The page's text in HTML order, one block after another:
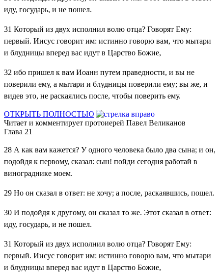
иду, государь, и не пошел.
31 Который из двух исполнил волю отца? Говорят Ему:
первый. Иисус говорит им: истинно говорю вам, что мытари
и блудницы вперед вас идут в Царство Божие,
32 ибо пришел к вам Иоанн путем праведности, и вы не
поверили ему, а мытари и блудницы поверили ему; вы же, и
видев это, не раскаялись после, чтобы поверить ему.
ОТКРЫТЬ ПОЛНОСТЬЮ
Читает и комментирует протоиерей Павел Великанов
Глава 21
28 А как вам кажется? У одного человека было два сына; и он,
подойдя к первому, сказал: сын! пойди сегодня работай в
винограднике моем.
29 Но он сказал в ответ: не хочу; а после, раскаявшись, пошел.
30 И подойдя к другому, он сказал то же. Этот сказал в ответ:
иду, государь, и не пошел.
31 Который из двух исполнил волю отца? Говорят Ему:
первый. Иисус говорит им: истинно говорю вам, что мытари
и блудницы вперед вас идут в Царство Божие,